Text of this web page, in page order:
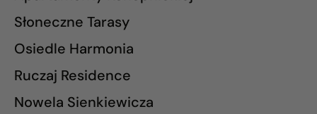
Słoneczne Tarasy
Osiedle Harmonia
Ruczaj Residence
Nowela Sienkiewicza